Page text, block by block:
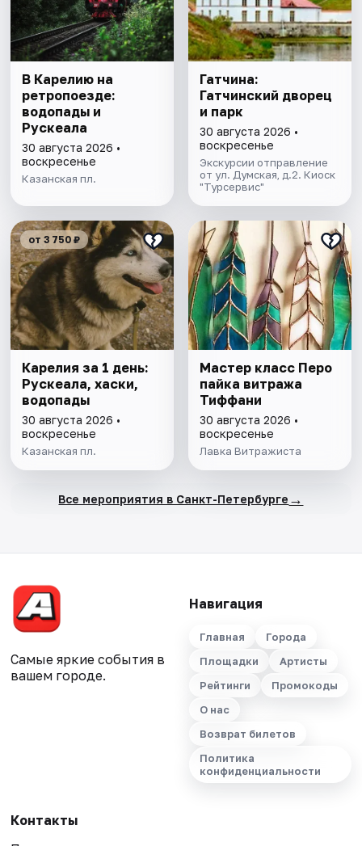
В Карелию на
ретропоезде:
водопады и
Рускеала
30 августа 2026 •
воскресенье
Казанская пл.
Гатчина:
Гатчинский дворец
и парк
30 августа 2026 •
воскресенье
Экскурсии отправление
от ул. Думская, д.2. Киоск
"Турсервис"
от 3 750 ₽
Карелия за 1 день:
Рускеала, хаски,
водопады
30 августа 2026 •
воскресенье
Казанская пл.
Мастер класс Перо
пайка витража
Тиффани
30 августа 2026 •
воскресенье
Лавка Витражиста
Все мероприятия в Санкт-Петербурге →
Самые яркие события в
вашем городе.
Навигация
Главная
Города
Площадки
Артисты
Рейтинги
Промокоды
О нас
Возврат билетов
Политика
конфиденциальности
Контакты